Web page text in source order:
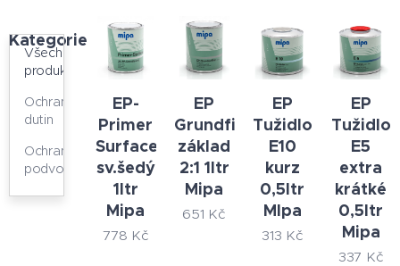
Kategorie
Všechny
produkty
Ochrana
dutin
Ochrana
podvozků
EP-
Primer
Surfacer
sv.šedý
1ltr
Mipa
778 Kč
EP
Grundfiller
základ
2:1 1ltr
Mipa
651 Kč
EP
Tužidlo
E10
kurz
0,5ltr
MIpa
313 Kč
EP
Tužidlo
E5
extra
krátké
0,5ltr
Mipa
337 Kč